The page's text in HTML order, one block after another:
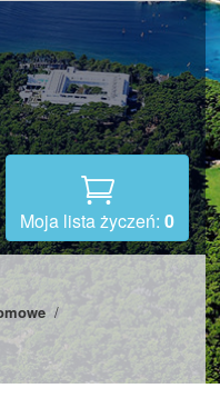
Moja lista życzeń: 0
/